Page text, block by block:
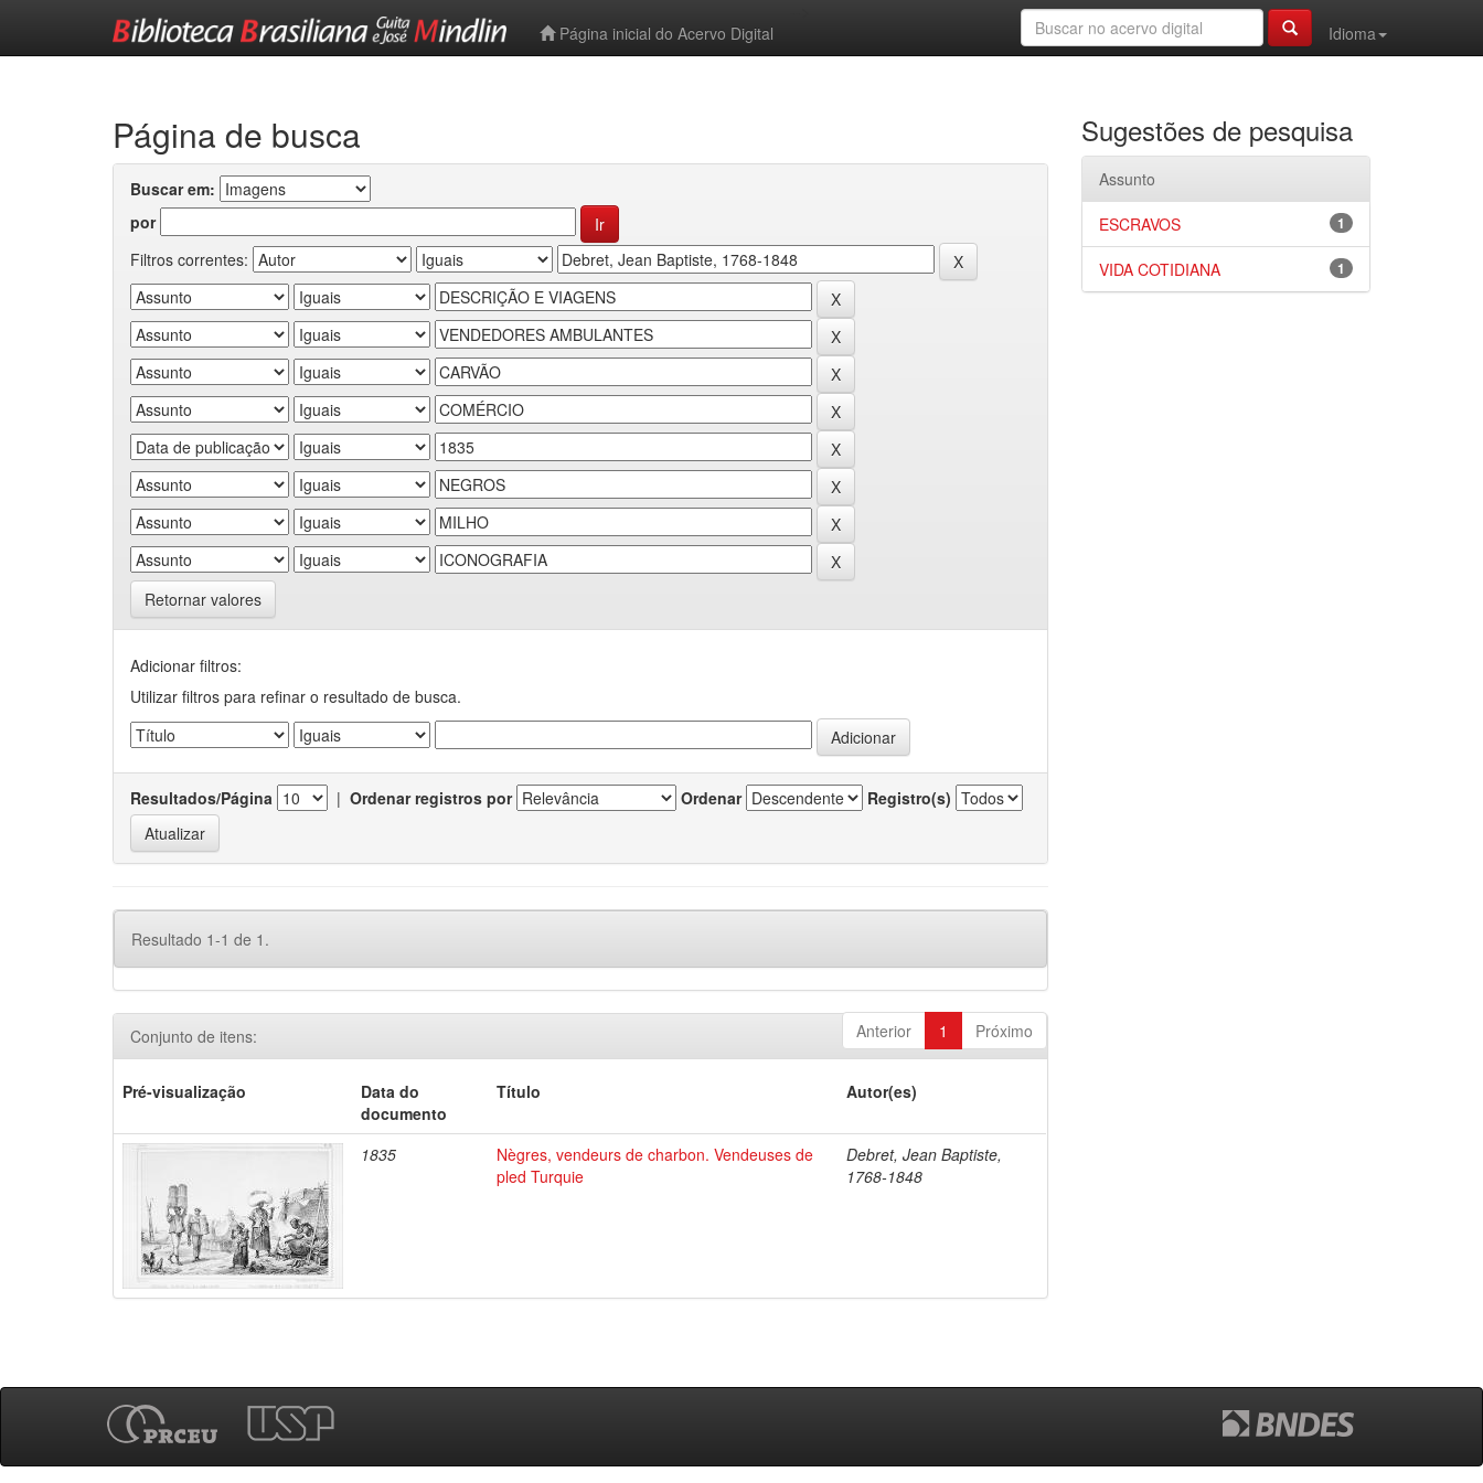
Página inicial do Acervo Digital
Idioma
Página de busca
Buscar em:
por
Filtros correntes:
Retornar valores
Adicionar filtros:
Utilizar filtros para refinar o resultado de busca.
Resultados/Página | Ordenar registros por Ordenar Registro(s)
Resultado 1-1 de 1.
Anterior 1 Próximo
Conjunto de itens:
Pré-visualização
Data do
documento
Título Autor(es)
1835
Nègres, vendeurs de charbon. Vendeuses de
pled Turquie
Debret, Jean Baptiste,
1768-1848
Sugestões de pesquisa
Assunto
1
ESCRAVOS
1
VIDA COTIDIANA